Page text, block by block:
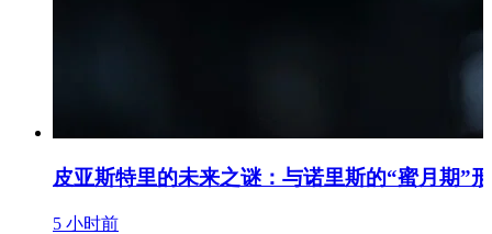
皮亚斯特里的未来之谜：与诺里斯的“蜜月期”
5 小时前